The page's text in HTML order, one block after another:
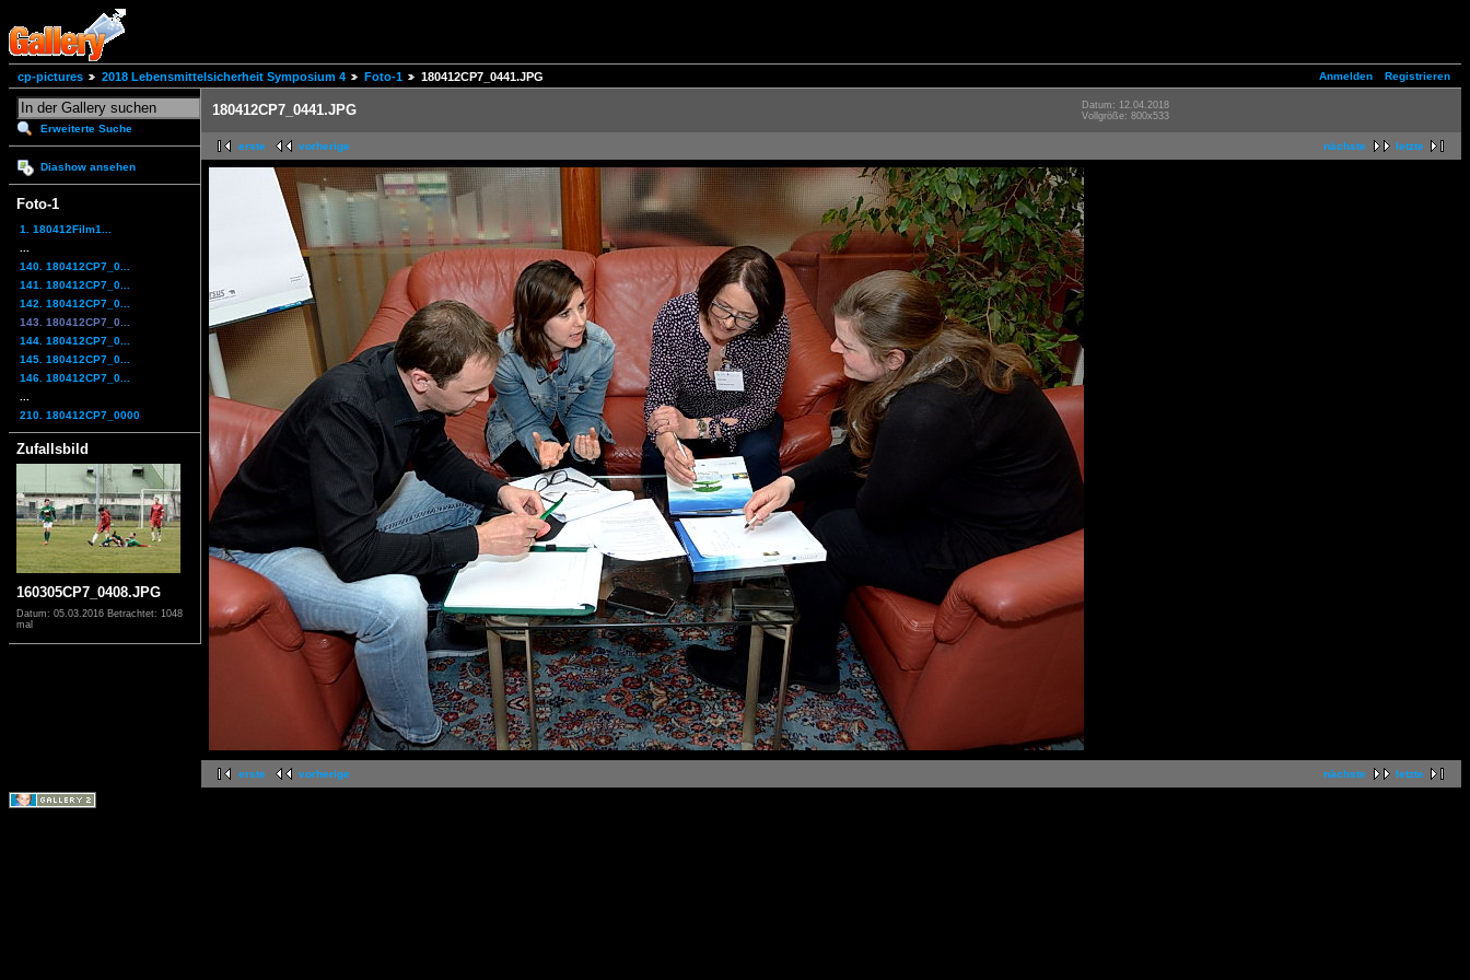
Anmelden Registrieren
cp-pictures 2018 Lebensmittelsicherheit Symposium 4 Foto-1 180412CP7_0441.JPG
Erweiterte Suche
Diashow ansehen
Foto-1
1. 180412Film1...
140. 180412CP7_0...
141. 180412CP7_0...
142. 180412CP7_0...
143. 180412CP7_0...
144. 180412CP7_0...
145. 180412CP7_0...
146. 180412CP7_0...
210. 180412CP7_0000
Zufallsbild
160305CP7_0408.JPG
Datum: 05.03.2016 Betrachtet: 1048
mal
180412CP7_0441.JPG
Datum: 12.04.2018
Vollgröße: 800x533
nächste letzte
erste vorherige
nächste letzte
erste vorherige